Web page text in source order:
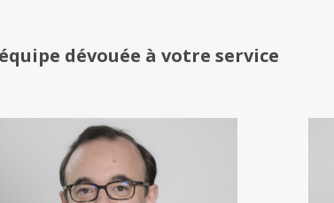
dévouée à votre service